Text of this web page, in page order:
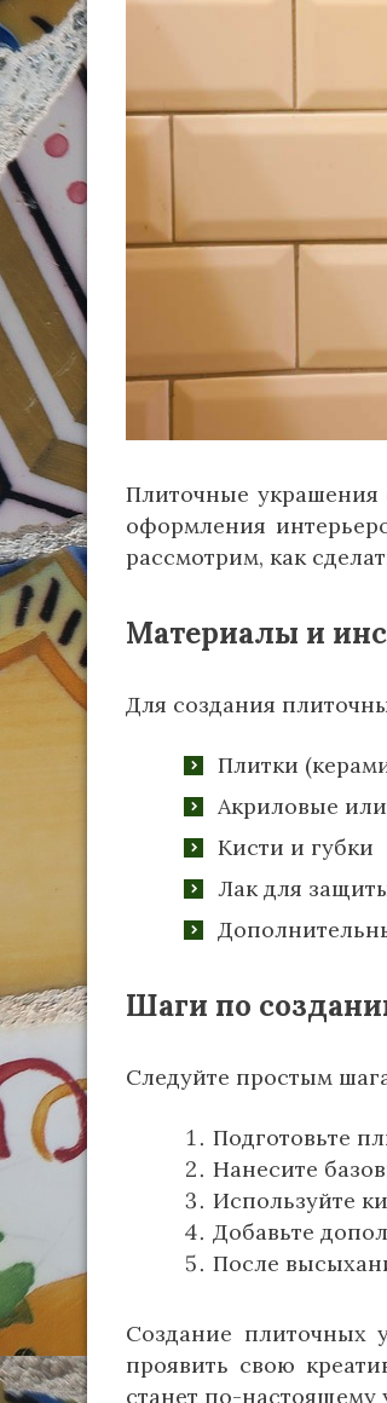
Плиточные украшения
оформления
рассмотрим, как
Материалы и
Для создания
Плитки
Акриловые
Кисти и губки
Лак для
Шаги по
Следуйте простым
Подготовьте
Нанесите
Используйте
Добавьте
После
Создание плиточных
проявить свою
станет по-настоящему